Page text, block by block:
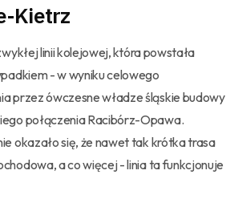
Kietrz
linii kolejowej, która powstała
- w wyniku celowego
przez ówczesne władze śląskie budowy
połączenia Racibórz-Opawa.
okazało się, że nawet tak krótka trasa
a co więcej - linia ta funkcjonuje